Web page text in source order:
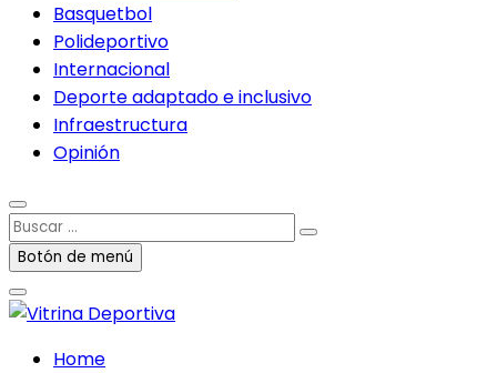
Basquetbol
Polideportivo
Internacional
Deporte adaptado e inclusivo
Infraestructura
Opinión
Buscar
…Botón de menú
Home